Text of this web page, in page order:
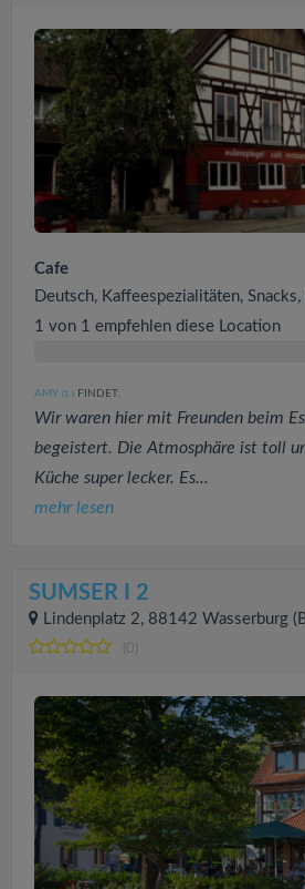
Cafe
Deutsch, Kaffeespezialitäten,
1 von 1 empfehlen diese Location
AMY (1 ) FINDET:
Wir waren hier mit Freunden beim
begeistert. Die Atmosphäre ist toll
Küche super lecker. Es...
mehr lesen
SUMSER I 2
Lindenplatz 2, 88142 Wasserburg
(0)